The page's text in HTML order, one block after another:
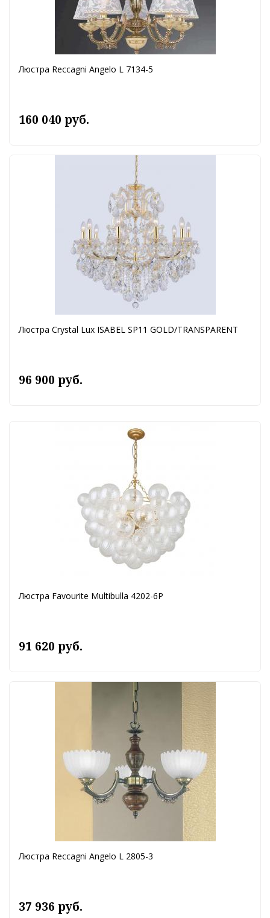
Люстра Reccagni Angelo L 7134-5
160 040 руб.
Люстра Crystal Lux ISABEL SP11 GOLD/TRANSPARENT
96 900 руб.
Люстра Favourite Multibulla 4202-6P
91 620 руб.
Люстра Reccagni Angelo L 2805-3
37 936 руб.